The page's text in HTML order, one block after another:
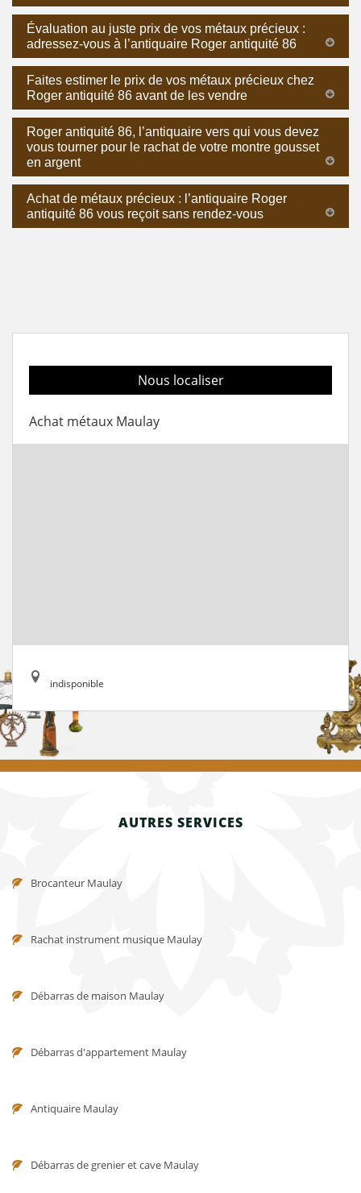
Évaluation au juste prix de vos métaux précieux :
adressez-vous à l’antiquaire Roger antiquité 86
Faites estimer le prix de vos métaux précieux chez
Roger antiquité 86 avant de les vendre
Roger antiquité 86, l’antiquaire vers qui vous devez
vous tourner pour le rachat de votre montre gousset
en argent
Achat de métaux précieux : l’antiquaire Roger
antiquité 86 vous reçoit sans rendez-vous
Nous localiser
Achat métaux Maulay
indisponible
AUTRES SERVICES
Brocanteur Maulay
Rachat instrument musique Maulay
Débarras de maison Maulay
Débarras d'appartement Maulay
Antiquaire Maulay
Débarras de grenier et cave Maulay